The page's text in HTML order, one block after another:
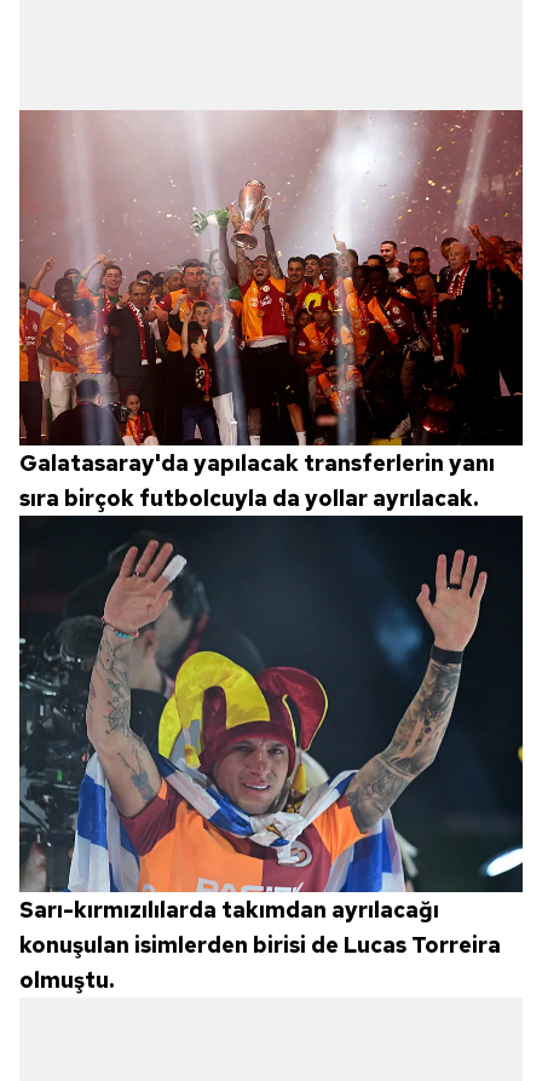
Galatasaray'da yapılacak transferlerin yanı
sıra birçok futbolcuyla da yollar ayrılacak.
Sarı-kırmızılılarda takımdan ayrılacağı
konuşulan isimlerden birisi de Lucas Torreira
olmuştu.